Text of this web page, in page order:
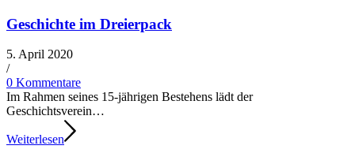
Geschichte im Dreierpack
5. April 2020
/​
0 Kommentare
Im Rahmen sei­nes 15-jäh­ri­gen Bestehens lädt der
Geschichtsverein…
Weiterlesen